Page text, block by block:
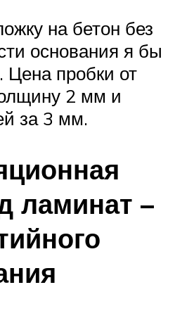
на бетон без
основания я бы
Цена пробки от
2 мм и
за 3 мм.
ламинат –